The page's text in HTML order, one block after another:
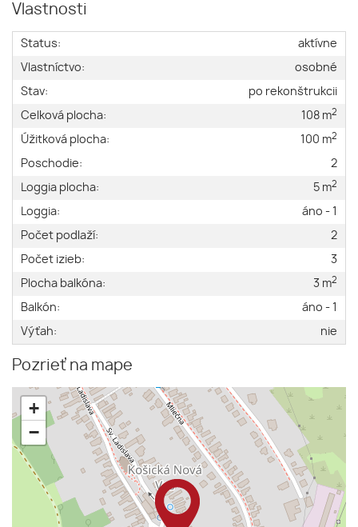
Vlastnosti
Status:
aktívne
Vlastníctvo:
osobné
Stav:
po rekonštrukcii
Celková plocha:
108 m2
Úžitková plocha: 100 m2
Poschodie:
2
Loggia plocha:
5 m2
Loggia:
áno - 1
Počet podlaží:
2
Počet izieb:
3
Plocha balkóna:
3 m2
Balkón:
áno - 1
Výťah:
nie
Pozrieť na mape
+
−